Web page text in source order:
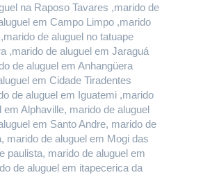
na Raposo Tavares ,marido de
em Campo Limpo ,marido
de aluguel no tatuape
,marido de aluguel em Jaraguá
de aluguel em Anhangüera
em Cidade Tiradentes
de aluguel em Iguatemi ,marido
Alphaville, marido de aluguel
em Santo Andre, marido de
marido de aluguel em Mogi das
paulista, marido de aluguel em
de aluguel em itapecerica da